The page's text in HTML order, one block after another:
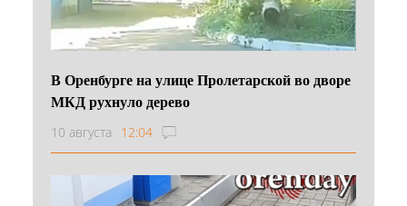
В Оренбурге на улице Пролетарской во дворе
МКД рухнуло дерево
10 августа 12:04